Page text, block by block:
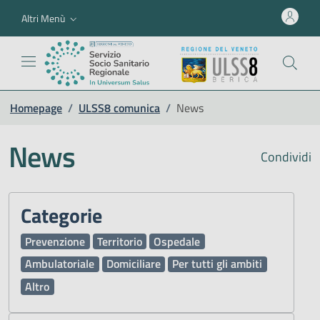
Altri Menù
Homepage / ULSS8 comunica / News
Condividi
News
Categorie
Prevenzione Territorio
Ospedale
Ambulatoriale
Domiciliare
Per tutti gli ambiti
Altro